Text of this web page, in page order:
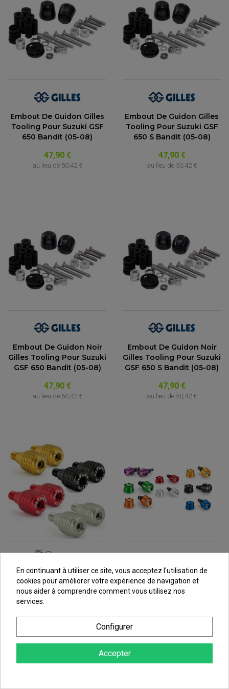
ACCESSOIRE MOTO DUCATI
ACCESSOIRE MOTO HONDA
ACCESSOIRE MOTO HUSQVARNA
ACCESSOIRE MOTO KAWASAKI
ACCESSOIRE MOTO KTM
ACCESSOIRE MOTO MV AGUSTA
ACCESSOIRE MOTO YAMAHA
CARDAN COMPLET
CARDAN DE PONT QUAD / SSV
CROISILLONS DE CARDAN
KIT CHAÎNE QUAD
NOIX DE CARDAN QUAD / SSV
ROULETTES DE CHAÎNE
SOUFFLET DE CARDANS
DÉCO MOTO CROSS ET ENDURO
KIT DÉCO
COUVRE RAYON
Embout De Guidon Gilles
Tooling Pour Suzuki GSF
650 Bandit (05-08)
47,90 €
au lieu de 50,42 €
Embout De Guidon Gilles
Tooling Pour Suzuki GSF
650 S Bandit (05-08)
47,90 €
au lieu de 50,42 €
Embout De Guidon Noir
Gilles Tooling Pour Suzuki
GSF 650 Bandit (05-08)
47,90 €
au lieu de 50,42 €
Embout De Guidon Noir
Gilles Tooling Pour Suzuki
GSF 650 S Bandit (05-08)
47,90 €
au lieu de 50,42 €
Embout De Guidon Pour
Moto Suzuki
18,20 €
au lieu de19,57 €
Embouts De Guidon Moto
PUIG Speed
En continuant à utiliser ce site, vous acceptez l'utilisation de
cookies pour améliorer votre expérience de navigation et
nous aider à comprendre comment vous utilisez nos
services.
Configurer
Accepter